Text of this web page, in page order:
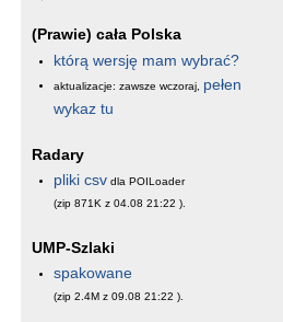
(Prawie) cała Polska
którą wersję mam wybrać?
aktualizacje: zawsze wczoraj, pełen
wykaz tu
Radary
pliki csv dla POILoader
(zip 871K z 04.08 21:22 ).
UMP-Szlaki
spakowane
(zip 2.4M z 09.08 21:22 ).